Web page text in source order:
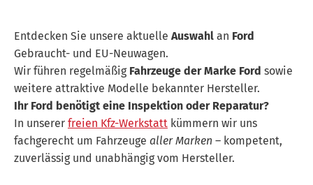
Entdecken Sie unsere aktuelle Auswahl an Ford
Gebraucht- und EU-Neuwagen.
Wir führen regelmäßig Fahrzeuge der Marke Ford sowie
weitere attraktive Modelle bekannter Hersteller.
Ihr Ford benötigt eine Inspektion oder Reparatur?
In unserer freien Kfz-Werkstatt kümmern wir uns
fachgerecht um Fahrzeuge aller Marken – kompetent,
zuverlässig und unabhängig vom Hersteller.